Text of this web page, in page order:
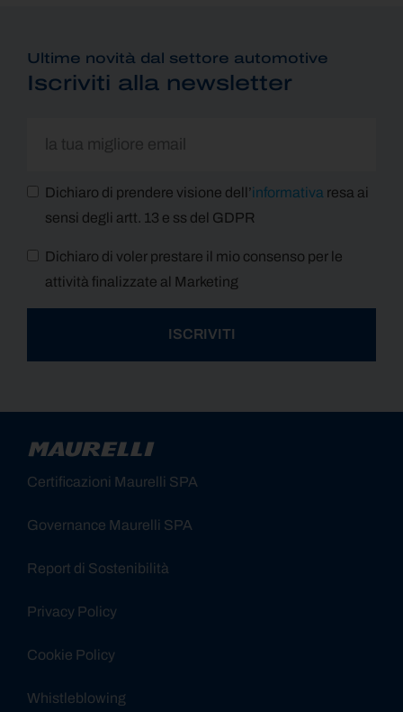
Ultime novità dal settore automotive
Iscriviti alla newsletter
Dichiaro di prendere visione dell’informativa resa ai
sensi degli artt. 13 e ss del GDPR
Dichiaro di voler prestare il mio consenso per le
attività finalizzate al Marketing
ISCRIVITI
Certificazioni Maurelli SPA
Governance Maurelli SPA
Report di Sostenibilità
Privacy Policy
Cookie Policy
Whistleblowing